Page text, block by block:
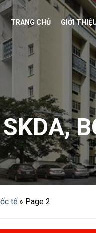
TRANG CHỦ GIỚI
,
tế» Page 2